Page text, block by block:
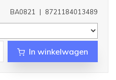
8721184013489
|
BA0821
In winkelwagen